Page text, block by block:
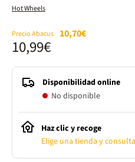
Hot Wheels
Precio Abacus 10,70€
10,99€
Disponibilidad online
No disponible
Haz clic y recoge
Elige una tienda y